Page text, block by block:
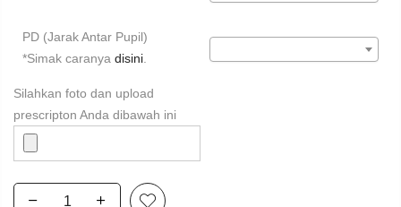
PD (Jarak Antar Pupil)
*Simak caranya disini
Silahkan foto dan upload
prescripton Anda dibawah ini